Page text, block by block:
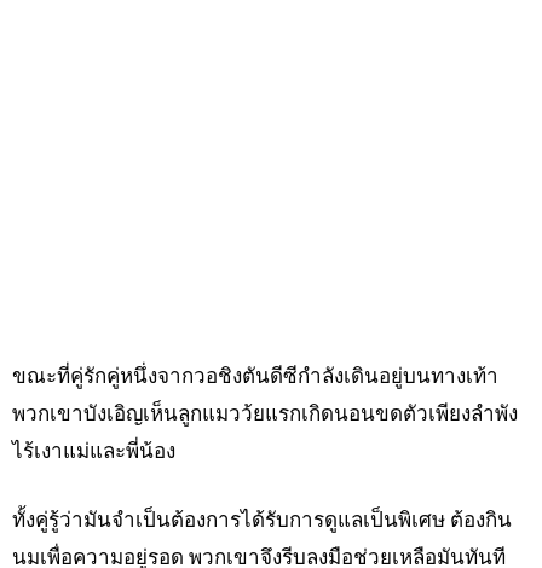
ขณะที่คู่รักคู่หนึ่งจากวอชิงตันดีซีกำลังเดินอยู่บนทางเท้า
พวกเขาบังเอิญเห็นลูกแมวว้ยแรกเกิดนอนขดตัวเพียงลำพัง
ไร้เงาแม่และพี่น้อง
ทั้งคู่รู้ว่ามันจำเป็นต้องการได้รับการดูแลเป็นพิเศษ ต้องกิน
นมเพื่อความอยู่รอด พวกเขาจึงรีบลงมือช่วยเหลือมันทันที